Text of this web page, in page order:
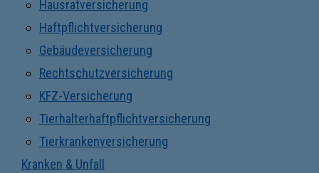
Hausratversicherung
Haftpflichtversicherung
Gebäudeversicherung
Rechtschutzversicherung
KFZ-Versicherung
Tierhalterhaftpflichtversicherung
Tierkrankenversicherung
Kranken & Unfall